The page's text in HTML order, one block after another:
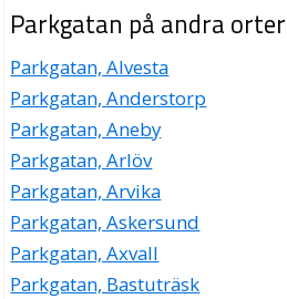
Parkgatan på andra orter
Parkgatan, Alvesta
Parkgatan, Anderstorp
Parkgatan, Aneby
Parkgatan, Arlöv
Parkgatan, Arvika
Parkgatan, Askersund
Parkgatan, Axvall
Parkgatan, Bastuträsk